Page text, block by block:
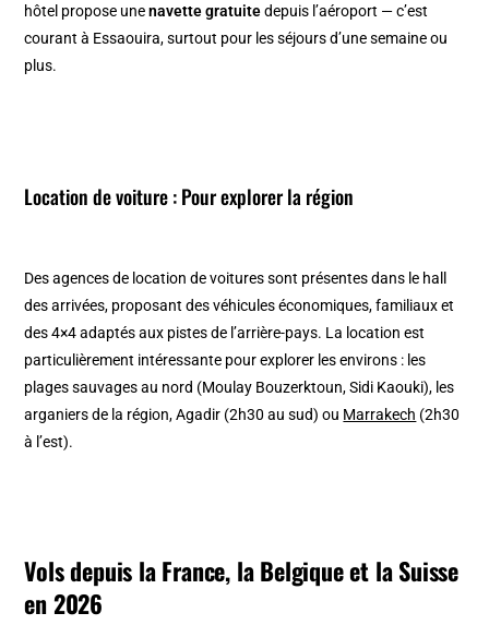
hôtel propose unenavette gratuitedepuis l’aéroport — c’est
courant à Essaouira, surtout pour les séjours d’une semaine ou
plus.
Location de voiture : Pour explorer la région
Des agences de location de voitures sont présentes dans le hall
des arrivées, proposant des véhicules économiques, familiaux et
des 4×4 adaptés aux pistes de l’arrière-pays. La location est
particulièrement intéressante pour explorer les environs : les
plages sauvages au nord (Moulay Bouzerktoun, Sidi Kaouki), les
arganiers de la région, Agadir (2h30 au sud) ou Marrakech (2h30
à l’est).
Vols depuis la France, la Belgique et la Suisse
en 2026